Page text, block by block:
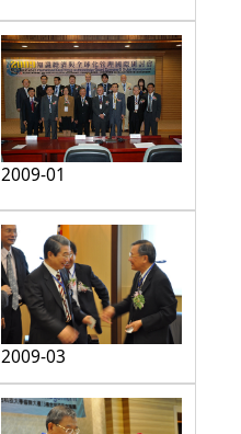
2009-01
2009-03